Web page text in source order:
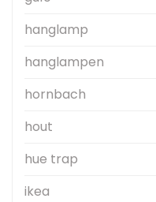
hanglamp
hanglampen
hornbach
hout
hue trap
ikea